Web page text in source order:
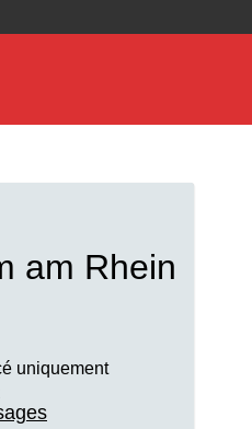
am Rhein
uniquement